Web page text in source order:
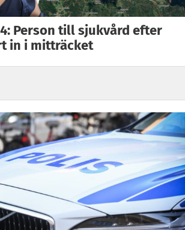
Person till sjukvård efter
in i mitträcket